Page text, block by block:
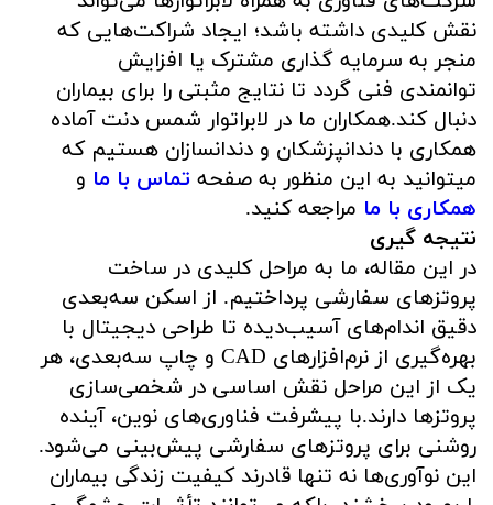
نقش کلیدی داشته باشد؛ ایجاد شراکت‌هایی که
منجر به سرمایه گذاری مشترک یا افزایش
توانمندی فنی گردد تا نتایج مثبتی را برای بیماران
دنبال کند.همکاران ما در لابراتوار شمس دنت آماده
همکاری با دندانپزشکان و دندانسازان هستیم که
میتوانید به این منظور به صفحه تماس با ما و
همکاری با ما مراجعه کنید.
نتیجه گیری
در این مقاله، ما به مراحل کلیدی در ساخت
پروتزهای سفارشی پرداختیم. از اسکن سه‌بعدی
دقیق اندام‌های آسیب‌دیده تا طراحی دیجیتال با
بهره‌گیری از نرم‌افزارهای CAD و چاپ سه‌بعدی، هر
یک از این مراحل نقش اساسی در شخصی‌سازی
پروتزها دارند.با پیشرفت فناوری‌های نوین، آینده
روشنی برای پروتزهای سفارشی پیش‌بینی می‌شود.
این نوآوری‌ها نه تنها قادرند کیفیت زندگی بیماران